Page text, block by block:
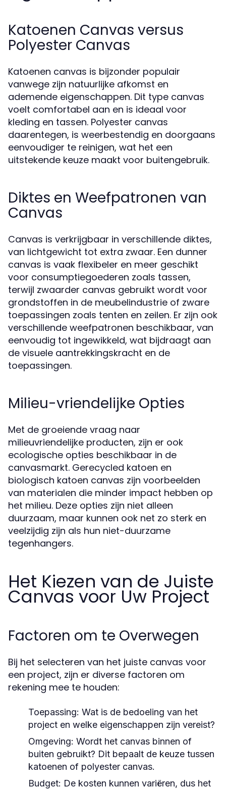
Katoenen Canvas versus
Polyester Canvas
Katoenen canvas is bijzonder populair
vanwege zijn natuurlijke afkomst en
ademende eigenschappen. Dit type canvas
voelt comfortabel aan en is ideaal voor
kleding en tassen. Polyester canvas
daarentegen, is weerbestendig en doorgaans
eenvoudiger te reinigen, wat het een
uitstekende keuze maakt voor buitengebruik.
Diktes en Weefpatronen van
Canvas
Canvas is verkrijgbaar in verschillende diktes,
van lichtgewicht tot extra zwaar. Een dunner
canvas is vaak flexibeler en meer geschikt
voor consumptiegoederen zoals tassen,
terwijl zwaarder canvas gebruikt wordt voor
grondstoffen in de meubelindustrie of zware
toepassingen zoals tenten en zeilen. Er zijn ook
verschillende weefpatronen beschikbaar, van
eenvoudig tot ingewikkeld, wat bijdraagt aan
de visuele aantrekkingskracht en de
toepassingen.
Milieu-vriendelijke Opties
Met de groeiende vraag naar
milieuvriendelijke producten, zijn er ook
ecologische opties beschikbaar in de
canvasmarkt. Gerecycled katoen en
biologisch katoen canvas zijn voorbeelden
van materialen die minder impact hebben op
het milieu. Deze opties zijn niet alleen
duurzaam, maar kunnen ook net zo sterk en
veelzijdig zijn als hun niet-duurzame
tegenhangers.
Het Kiezen van de Juiste
Canvas voor Uw Project
Factoren om te Overwegen
Bij het selecteren van het juiste canvas voor
een project, zijn er diverse factoren om
rekening mee te houden:
Toepassing: Wat is de bedoeling van het
project en welke eigenschappen zijn vereist?
Omgeving: Wordt het canvas binnen of
buiten gebruikt? Dit bepaalt de keuze tussen
katoenen of polyester canvas.
Budget: De kosten kunnen variëren, dus het